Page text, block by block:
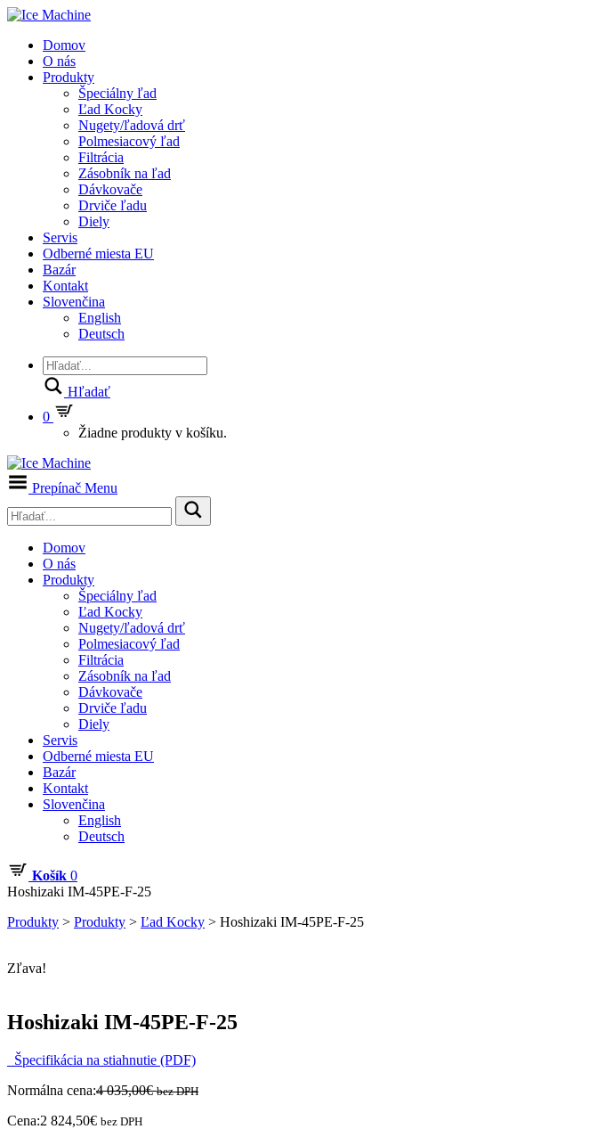
Domov
O nás
Produkty
Špeciálny ľad
Ľad Kocky
Nugety/ľadová drť
Polmesiacový ľad
Filtrácia
Zásobník na ľad
Dávkovače
Drviče ľadu
Diely
Servis
Odberné miesta EU
Bazár
Kontakt
Slovenčina
English
Deutsch
Hľadať
0
Žiadne produkty v košíku.
Prepínač Menu
Domov
O nás
Produkty
Špeciálny ľad
Ľad Kocky
Nugety/ľadová drť
Polmesiacový ľad
Filtrácia
Zásobník na ľad
Dávkovače
Drviče ľadu
Diely
Servis
Odberné miesta EU
Bazár
Kontakt
Slovenčina
English
Deutsch
Košík 0
Hoshizaki IM-45PE-F-25
Produkty > Produkty > Ľad Kocky > Hoshizaki IM-45PE-F-25
Zľava!
Hoshizaki IM-45PE-F-25
Špecifikácia na stiahnutie (PDF)
Normálna cena:4 035,00€ bez DPH
Cena:2 824,50€ bez DPH